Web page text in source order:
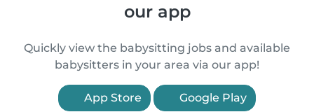
our app
Quickly view the babysitting jobs and available
babysitters in your area via our app!
App Store Google Play